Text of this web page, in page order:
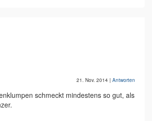
21. Nov. 2014 | Antworten
schmeckt mindestens so gut, als